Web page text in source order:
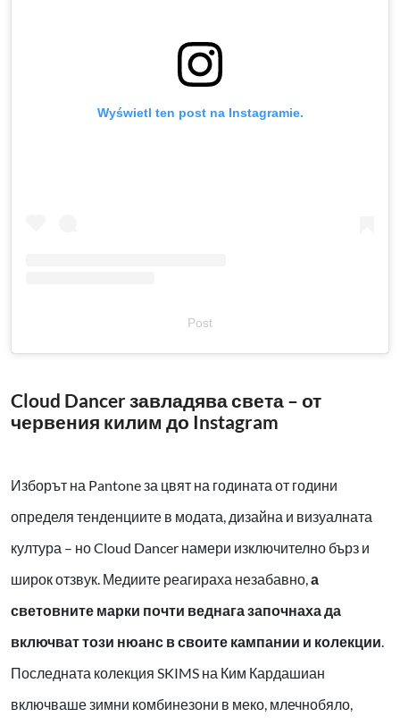
Wyświetl ten post na Instagramie.
Post
Cloud Dancer завладява света – от
червения килим до Instagram
Изборът на Pantone за цвят на годината от години
определя тенденциите в модата, дизайна и визуалната
култура – но Cloud Dancer намери изключително бърз и
широк отзвук. Медиите реагираха незабавно,а
световните марки почти веднага започнаха да
включват този нюанс в своите кампании и колекции.
Последната колекция SKIMS на Ким Кардашиан
включваше зимни комбинезони в меко, млечнобяло,